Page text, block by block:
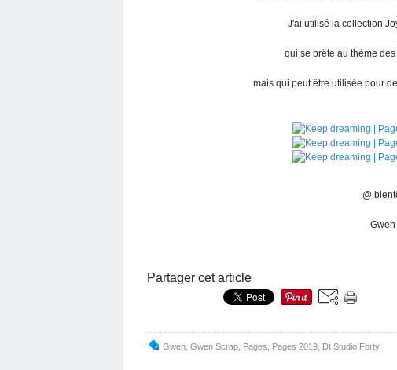
J'ai utilisé la collection
qui se prête au thème
mais qui peut être utilisée pour
@
Gwen
Partager cet article
Gwen Gwen Scrap Pages Pages 2019 Dt Studio Forty